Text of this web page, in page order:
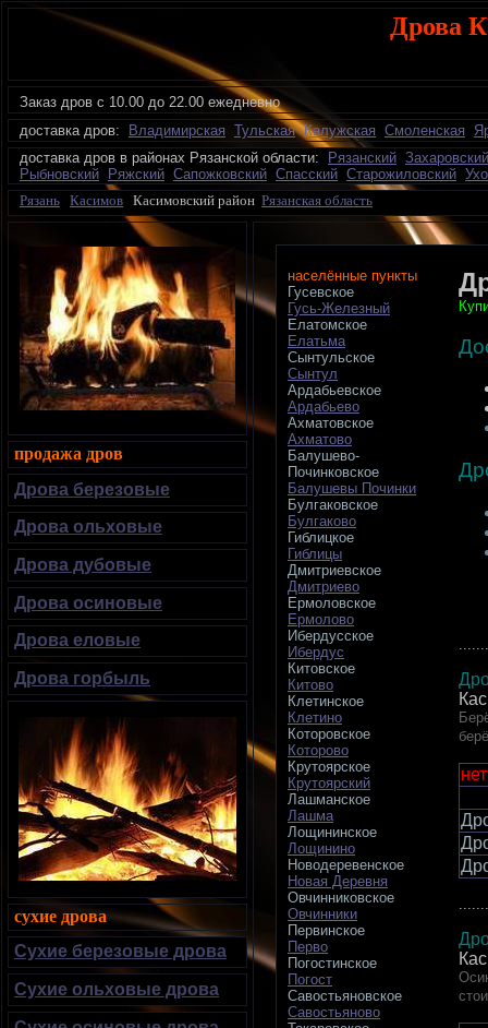
Дрова
Заказ дров с 10.00 до 22.00 ежедневно
доставка дров:
Владимирская Тульская Калужская Смоленская
доставка дров в районах Рязанской области:
Рязанский Захаровский
Рыбновский
Ряжский Сапожковский Спасский Старожиловский
Рязань Касимов Касимовский район Рязанская область
населённые пункты
Гусевское
Гусь-Железный
Елатомское
Елатьма
Сынтульское
Сынтул
Ардабьевское
Ардабьево
Ахматовское
Ахматово
Балушево-
Починковское
Балушевы Починки
Булгаковское
Булгаково
Гиблицкое
Гиблицы
Дмитриевское
Дмитриево
Ермоловское
Ермолово
Ибердусское
Ибердус
Китовское
Китово
Клетинское
Клетино
Которовское
Которово
Крутоярское
Крутоярский
Лашманское
Лашма
Лощининское
Лощинино
Новодеревенское
Новая Деревня
Овчинниковское
Овчинники
Первинское
Перво
Погостинское
Погост
Савостьяновское
Савостьяново
продажа дров
Дрова березовые
Дрова ольховые
Дрова дубовые
Дрова осиновые
Дрова еловые
Дрова горбыль
сухие дрова
Сухие березовые дрова
Сухие ольховые дрова